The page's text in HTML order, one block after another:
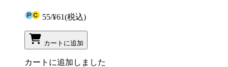
55/¥61(税込)
カートに追加
カートに追加しました